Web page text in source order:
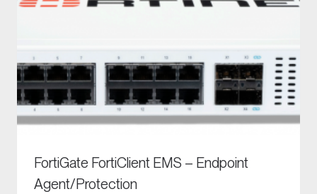
FortiGate FortiClient EMS – Endpoint
Agent/Protection